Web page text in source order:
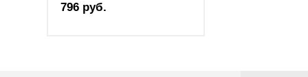
796 руб.